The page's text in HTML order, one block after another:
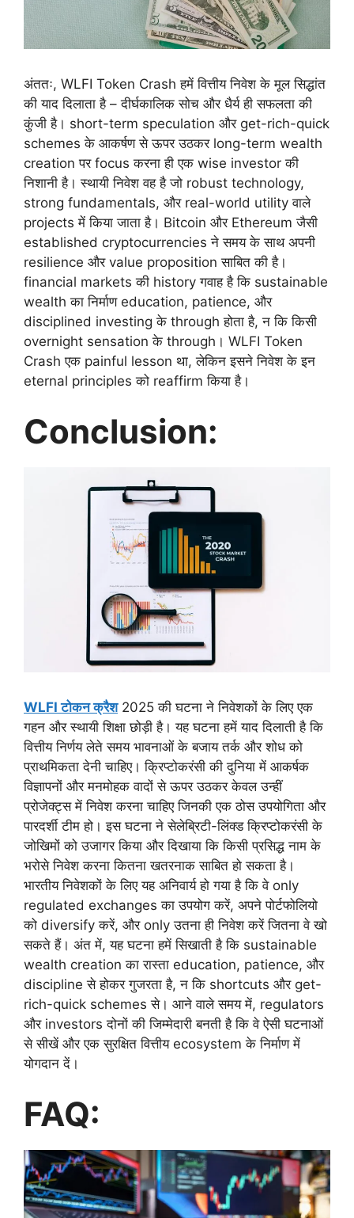
अंततः, WLFI Token Crash हमें वित्तीय निवेश के मूल सिद्धांत
की याद दिलाता है – दीर्घकालिक सोच और धैर्य ही सफलता की
कुंजी है। short-term speculation और get-rich-quick
schemes के आकर्षण से ऊपर उठकर long-term wealth
creation पर focus करना ही एक wise investor की
निशानी है। स्थायी निवेश वह है जो robust technology,
strong fundamentals, और real-world utility वाले
projects में किया जाता है। Bitcoin और Ethereum जैसी
established cryptocurrencies ने समय के साथ अपनी
resilience और value proposition साबित की है।
financial markets की history गवाह है कि sustainable
wealth का निर्माण education, patience, और
disciplined investing के through होता है, न कि किसी
overnight sensation के through। WLFI Token
Crash एक painful lesson था, लेकिन इसने निवेश के इन
eternal principles को reaffirm किया है।
Conclusion:
WLFI टोकन क्रैश2025 की घटना ने निवेशकों के लिए एक
गहन और स्थायी शिक्षा छोड़ी है। यह घटना हमें याद दिलाती है कि
वित्तीय निर्णय लेते समय भावनाओं के बजाय तर्क और शोध को
प्राथमिकता देनी चाहिए। क्रिप्टोकरंसी की दुनिया में आकर्षक
विज्ञापनों और मनमोहक वादों से ऊपर उठकर केवल उन्हीं
प्रोजेक्ट्स में निवेश करना चाहिए जिनकी एक ठोस उपयोगिता और
पारदर्शी टीम हो। इस घटना ने सेलेब्रिटी-लिंक्ड क्रिप्टोकरंसी के
जोखिमों को उजागर किया और दिखाया कि किसी प्रसिद्ध नाम के
भरोसे निवेश करना कितना खतरनाक साबित हो सकता है।
भारतीय निवेशकों के लिए यह अनिवार्य हो गया है कि वे only
regulated exchanges का उपयोग करें, अपने पोर्टफोलियो
को diversify करें, और only उतना ही निवेश करें जितना वे खो
सकते हैं। अंत में, यह घटना हमें सिखाती है कि sustainable
wealth creation का रास्ता education, patience, और
discipline से होकर गुजरता है, न कि shortcuts और get-
rich-quick schemes से। आने वाले समय में, regulators
और investors दोनों की जिम्मेदारी बनती है कि वे ऐसी घटनाओं
से सीखें और एक सुरक्षित वित्तीय ecosystem के निर्माण में
योगदान दें।
FAQ: